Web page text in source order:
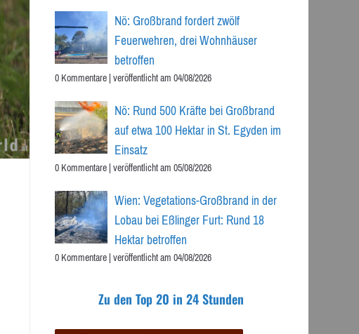
Nö: Großbrand fordert zwölf
Feuerwehren, drei Wohnhäuser
betroffen
0 Kommentare|veröffentlicht am 04/08/2026
Nö: Rund 500 Kräfte bei Großbrand
auf etwa 100 Hektar in St. Egyden im
Einsatz
0 Kommentare|veröffentlicht am 05/08/2026
Wien: Vegetations-Großbrand in der
Lobau bei Eßlinger Furt: Rund 18
Hektar betroffen
0 Kommentare|veröffentlicht am 04/08/2026
Zu den Top 20 in 24 Stunden